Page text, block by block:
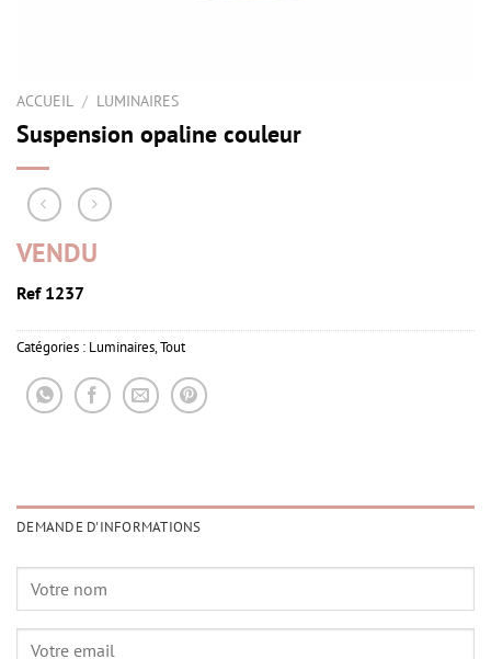
ACCUEIL / LUMINAIRES
Suspension opaline couleur
VENDU
Ref 1237
Catégories : Luminaires,Tout
DEMANDE D'INFORMATIONS